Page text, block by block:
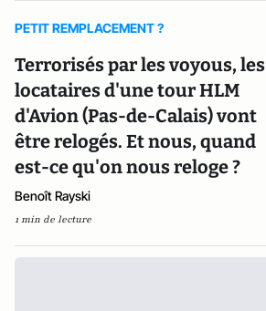
PETIT REMPLACEMENT ?
​Terrorisés par les voyous, les
locataires d'une tour HLM
d'Avion (Pas-de-Calais) vont
être relogés. Et nous, quand
est-ce qu'on nous reloge ?
Benoît Rayski
1 min de lecture